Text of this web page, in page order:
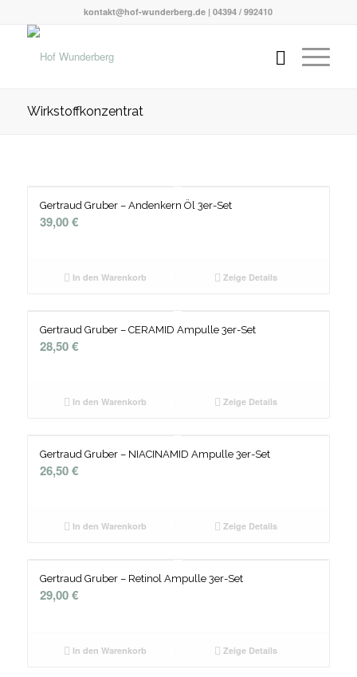
kontakt@hof-wunderberg.de | 04394 / 992410
Wirkstoffkonzentrat
Gertraud Gruber – Andenkern Öl 3er-Set
39,00€
In den Warenkorb Zeige Details
Gertraud Gruber – CERAMID Ampulle 3er-Set
28,50€
In den Warenkorb Zeige Details
Gertraud Gruber – NIACINAMID Ampulle 3er-Set
26,50€
In den Warenkorb Zeige Details
Gertraud Gruber – Retinol Ampulle 3er-Set
29,00€
In den Warenkorb Zeige Details